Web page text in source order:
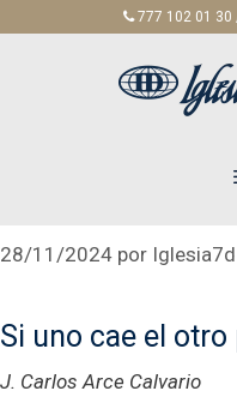
777 102 01 30
28/11/2024 por Iglesia7d
Si uno cae el
J. Carlos Arce Calvario